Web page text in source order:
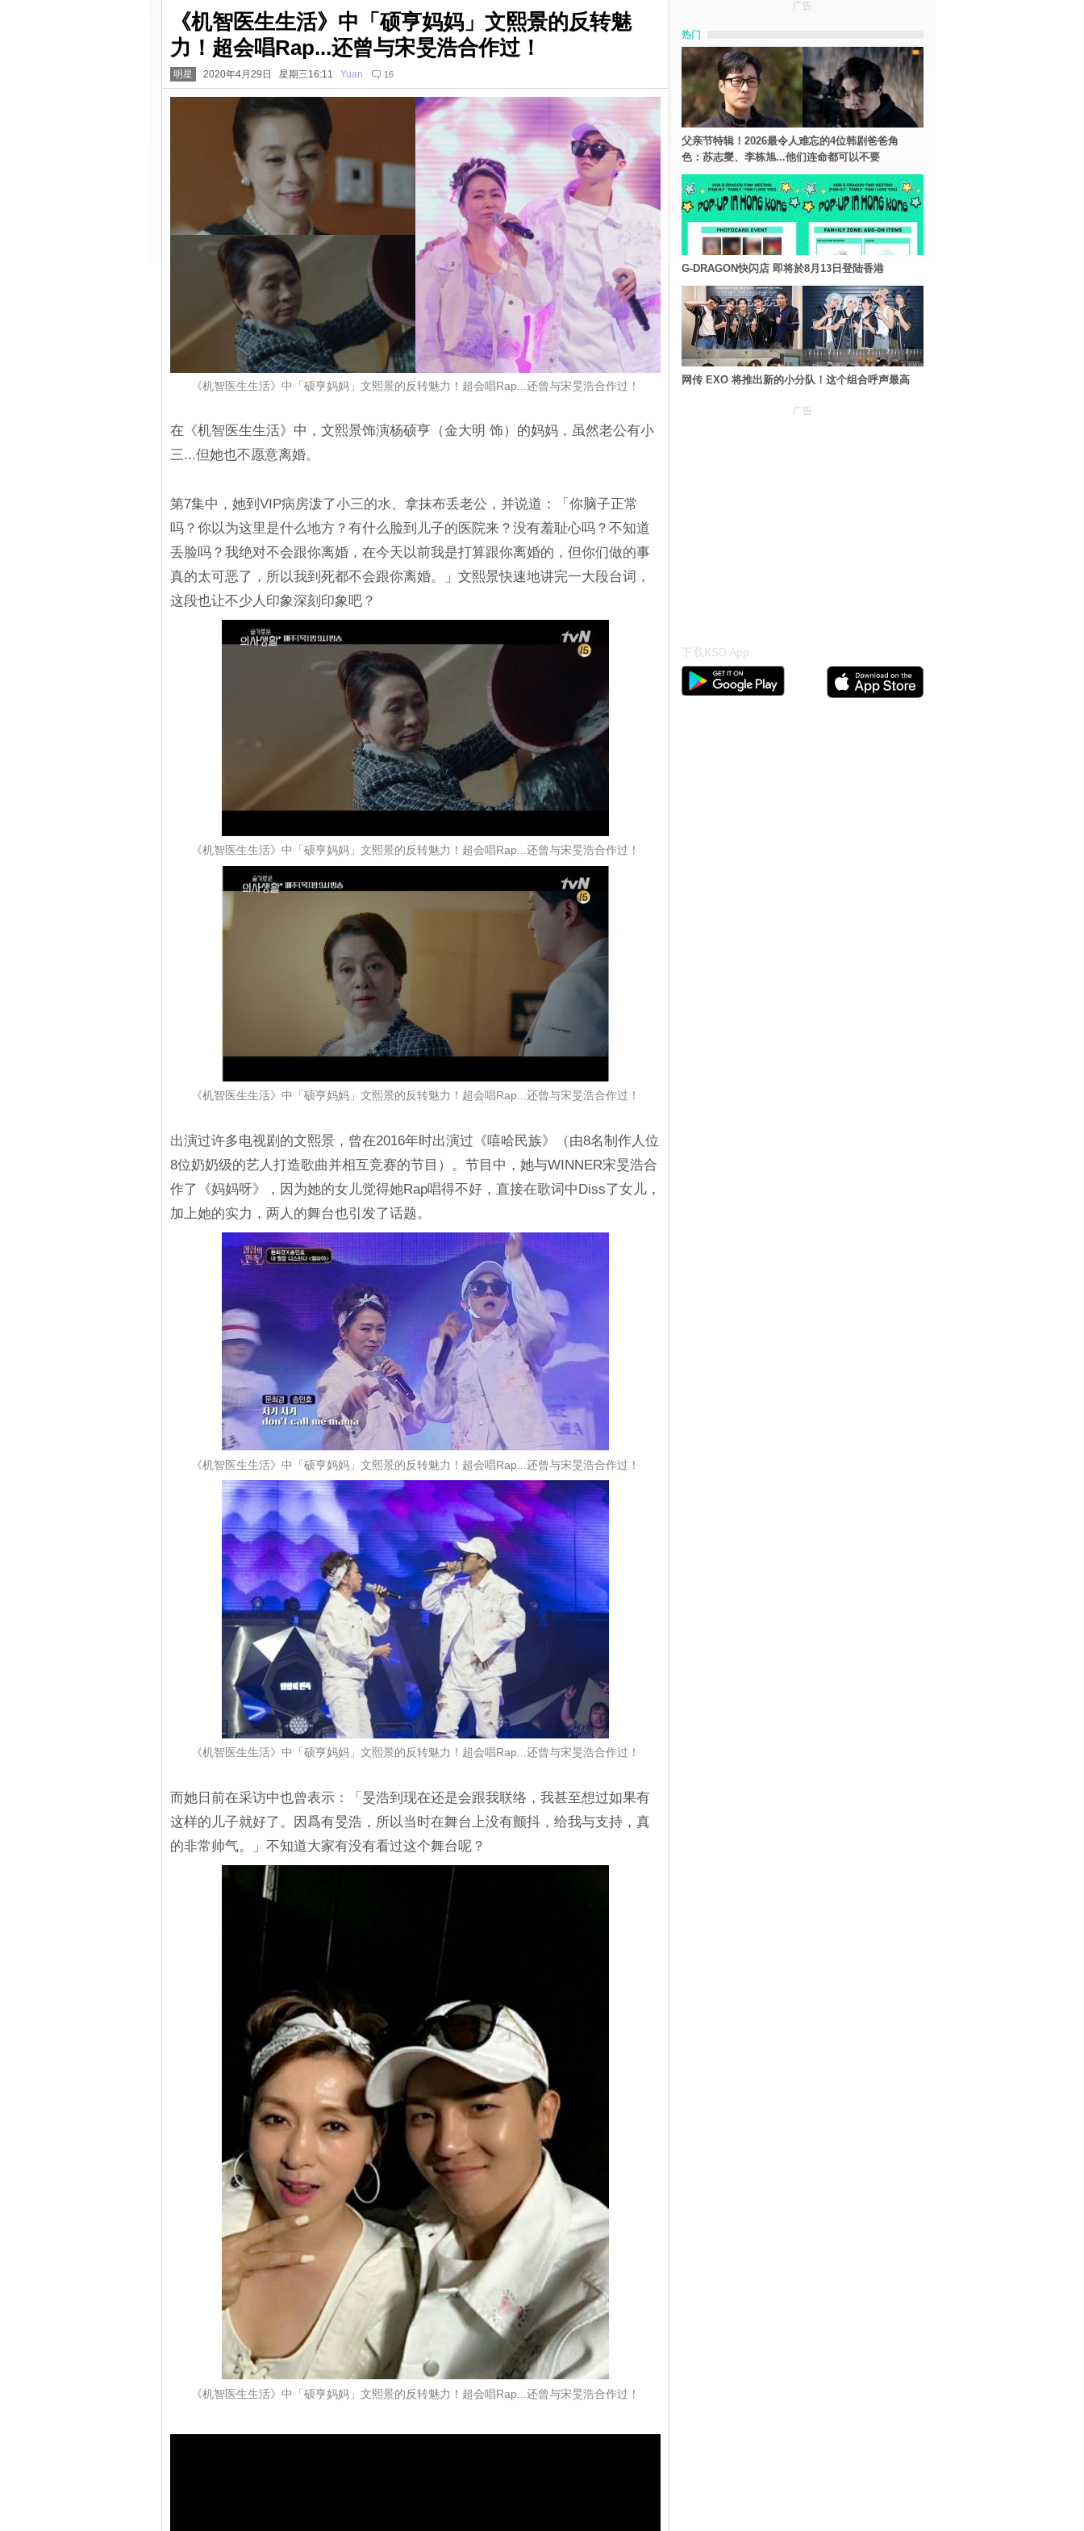
《机智医生生活》中「硕亨妈妈」文熙景的反转魅
力！超会唱Rap...还曾与宋旻浩合作过！
明星 2020年4月29日 星期三16:11 Yuan 16
《机智医生生活》中「硕亨妈妈」文熙景的反转魅力！超会唱Rap...还曾与宋旻浩合作过！
在《机智医生生活》中，文熙景饰演杨硕亨（金大明 饰）的妈妈，虽然老公有小
三...但她也不愿意离婚。
第7集中，她到VIP病房泼了小三的水、拿抹布丢老公，并说道：「你脑子正常
吗？你以为这里是什么地方？有什么脸到儿子的医院来？没有羞耻心吗？不知道
丢脸吗？我绝对不会跟你离婚，在今天以前我是打算跟你离婚的，但你们做的事
真的太可恶了，所以我到死都不会跟你离婚。」文熙景快速地讲完一大段台词，
这段也让不少人印象深刻印象吧？
《机智医生生活》中「硕亨妈妈」文熙景的反转魅力！超会唱Rap...还曾与宋旻浩合作过！
《机智医生生活》中「硕亨妈妈」文熙景的反转魅力！超会唱Rap...还曾与宋旻浩合作过！
出演过许多电视剧的文熙景，曾在2016年时出演过《嘻哈民族》（由8名制作人位
8位奶奶级的艺人打造歌曲并相互竞赛的节目）。节目中，她与WINNER宋旻浩合
作了《妈妈呀》，因为她的女儿觉得她Rap唱得不好，直接在歌词中Diss了女儿，
加上她的实力，两人的舞台也引发了话题。
《机智医生生活》中「硕亨妈妈」文熙景的反转魅力！超会唱Rap...还曾与宋旻浩合作过！
《机智医生生活》中「硕亨妈妈」文熙景的反转魅力！超会唱Rap...还曾与宋旻浩合作过！
而她日前在采访中也曾表示：「旻浩到现在还是会跟我联络，我甚至想过如果有
这样的儿子就好了。因爲有旻浩，所以当时在舞台上没有颤抖，给我与支持，真
的非常帅气。」不知道大家有没有看过这个舞台呢？
《机智医生生活》中「硕亨妈妈」文熙景的反转魅力！超会唱Rap...还曾与宋旻浩合作过！
广告
热门
父亲节特辑！2026最令人难忘的4位韩剧爸爸角
色：苏志燮、李栋旭...他们连命都可以不要
G-DRAGON快闪店 即将於8月13日登陆香港
网传 EXO 将推出新的小分队！这个组合呼声最高
广告
下载KSD App